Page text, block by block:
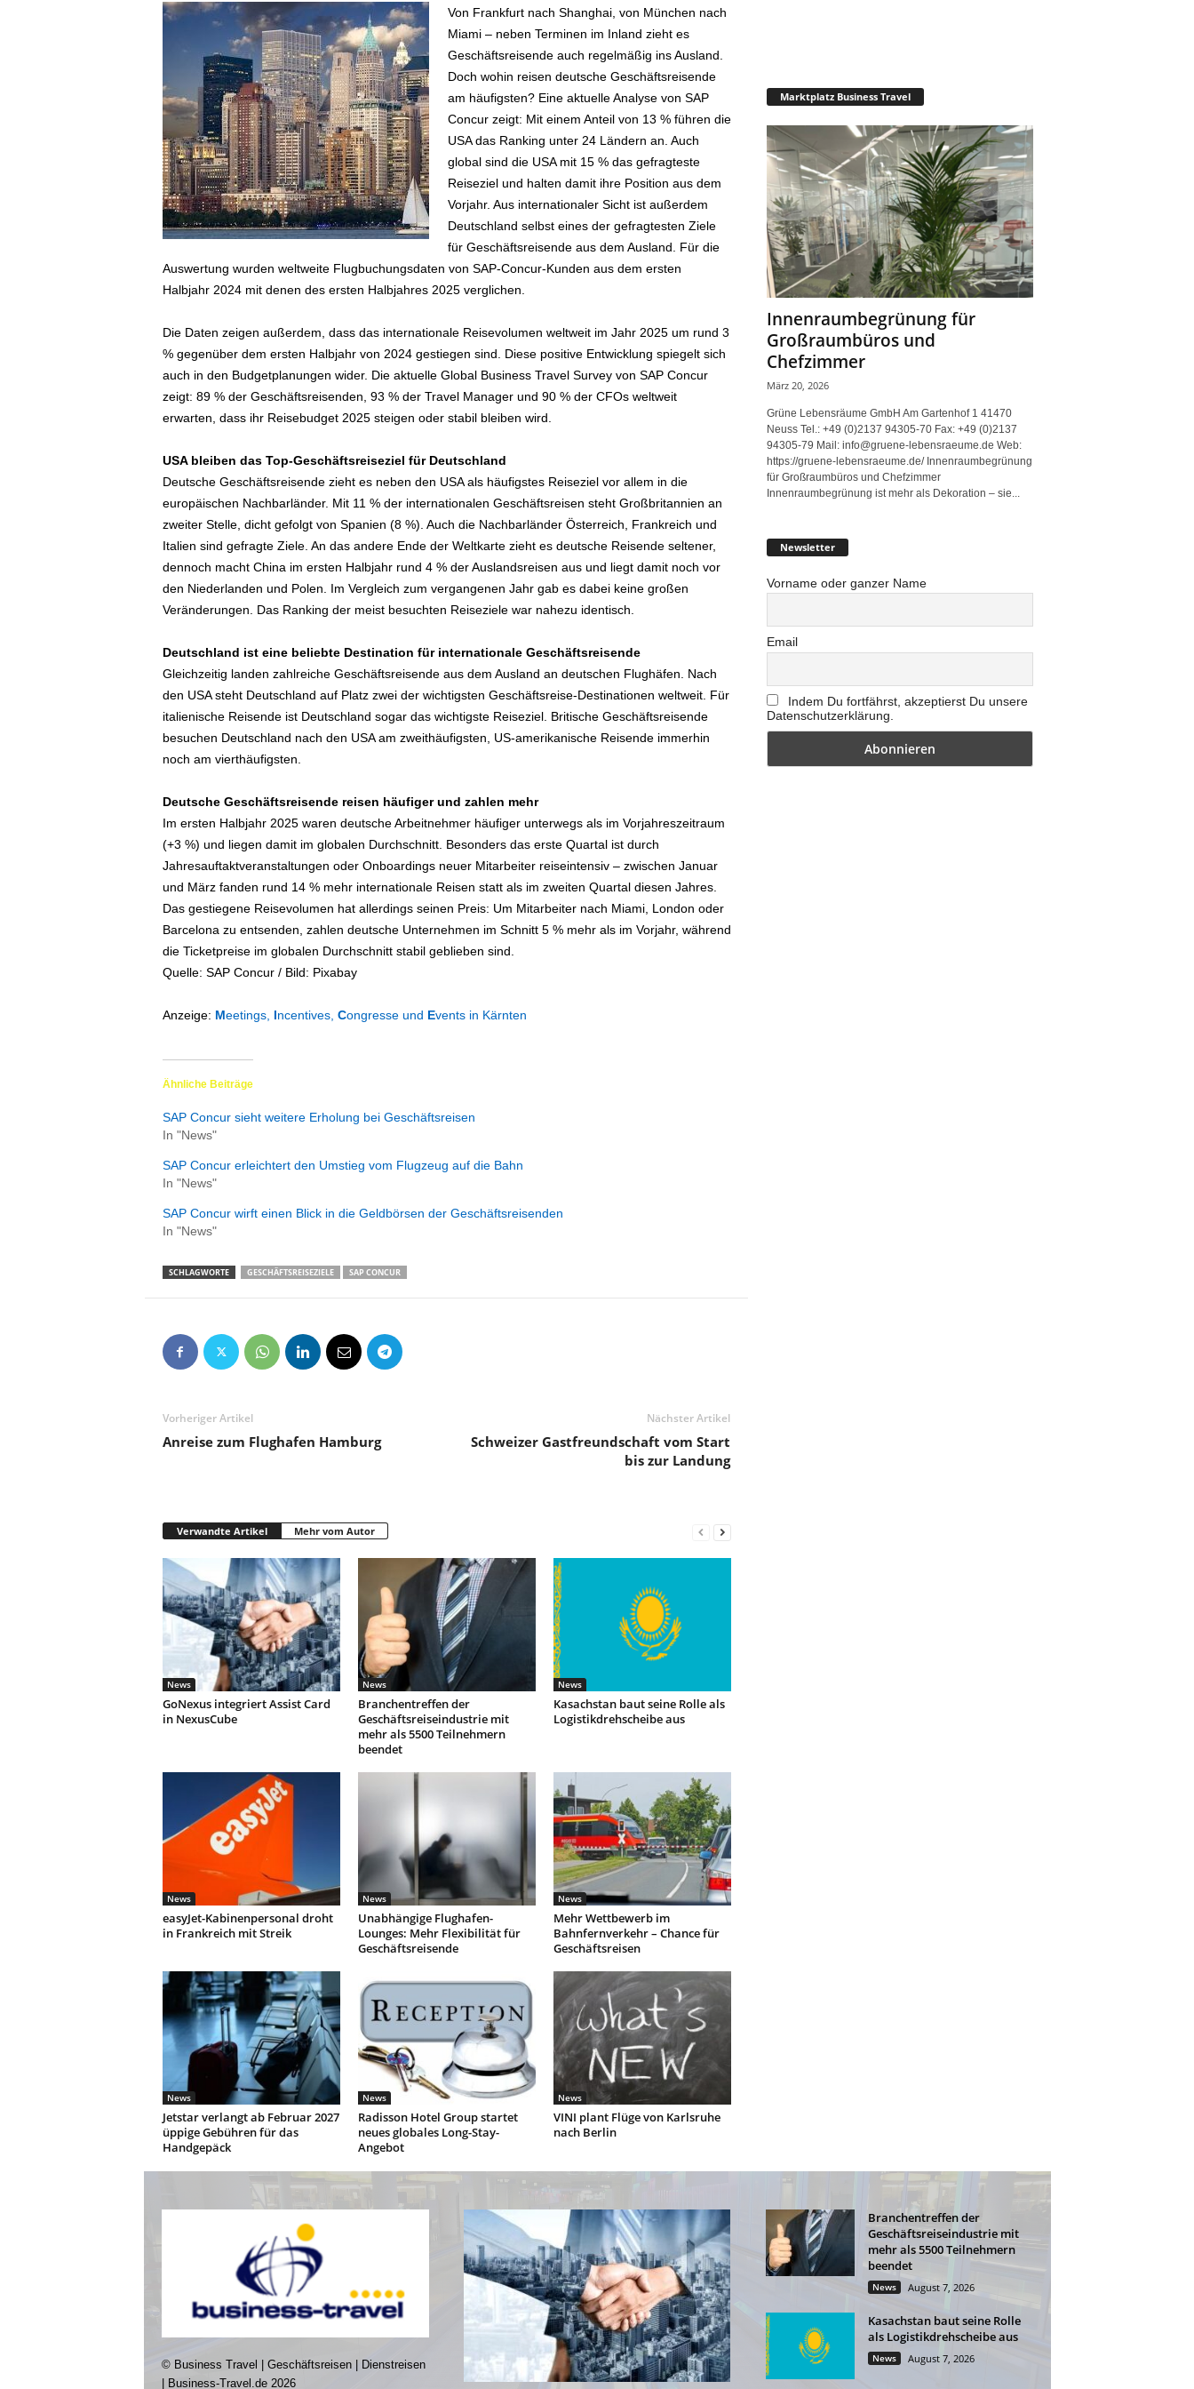
Von Frankfurt nach Shanghai, von München nach
Miami – neben Terminen im Inland zieht es
Geschäftsreisende auch regelmäßig ins Ausland.
Doch wohin reisen deutsche Geschäftsreisende
am häufigsten? Eine aktuelle Analyse von SAP
Concur zeigt: Mit einem Anteil von 13 % führen die
USA das Ranking unter 24 Ländern an. Auch
global sind die USA mit 15 % das gefragteste
Reiseziel und halten damit ihre Position aus dem
Vorjahr. Aus internationaler Sicht ist außerdem
Deutschland selbst eines der gefragtesten Ziele
für Geschäftsreisende aus dem Ausland. Für die
Auswertung wurden weltweite Flugbuchungsdaten von SAP-Concur-Kunden aus dem ersten
Halbjahr 2024 mit denen des ersten Halbjahres 2025 verglichen.
Die Daten zeigen außerdem, dass das internationale Reisevolumen weltweit im Jahr 2025 um rund 3
% gegenüber dem ersten Halbjahr von 2024 gestiegen sind. Diese positive Entwicklung spiegelt sich
auch in den Budgetplanungen wider. Die aktuelle Global Business Travel Survey von SAP Concur
zeigt: 89 % der Geschäftsreisenden, 93 % der Travel Manager und 90 % der CFOs weltweit
erwarten, dass ihr Reisebudget 2025 steigen oder stabil bleiben wird.
USA bleiben das Top-Geschäftsreiseziel für Deutschland
Deutsche Geschäftsreisende zieht es neben den USA als häufigstes Reiseziel vor allem in die
europäischen Nachbarländer. Mit 11 % der internationalen Geschäftsreisen steht Großbritannien an
zweiter Stelle, dicht gefolgt von Spanien (8 %). Auch die Nachbarländer Österreich, Frankreich und
Italien sind gefragte Ziele. An das andere Ende der Weltkarte zieht es deutsche Reisende seltener,
dennoch macht China im ersten Halbjahr rund 4 % der Auslandsreisen aus und liegt damit noch vor
den Niederlanden und Polen. Im Vergleich zum vergangenen Jahr gab es dabei keine großen
Veränderungen. Das Ranking der meist besuchten Reiseziele war nahezu identisch.
Deutschland ist eine beliebte Destination für internationale Geschäftsreisende
Gleichzeitig landen zahlreiche Geschäftsreisende aus dem Ausland an deutschen Flughäfen. Nach
den USA steht Deutschland auf Platz zwei der wichtigsten Geschäftsreise-Destinationen weltweit. Für
italienische Reisende ist Deutschland sogar das wichtigste Reiseziel. Britische Geschäftsreisende
besuchen Deutschland nach den USA am zweithäufigsten, US-amerikanische Reisende immerhin
noch am vierthäufigsten.
Deutsche Geschäftsreisende reisen häufiger und zahlen mehr
Im ersten Halbjahr 2025 waren deutsche Arbeitnehmer häufiger unterwegs als im Vorjahreszeitraum
(+3 %) und liegen damit im globalen Durchschnitt. Besonders das erste Quartal ist durch
Jahresauftaktveranstaltungen oder Onboardings neuer Mitarbeiter reiseintensiv – zwischen Januar
und März fanden rund 14 % mehr internationale Reisen statt als im zweiten Quartal diesen Jahres.
Das gestiegene Reisevolumen hat allerdings seinen Preis: Um Mitarbeiter nach Miami, London oder
Barcelona zu entsenden, zahlen deutsche Unternehmen im Schnitt 5 % mehr als im Vorjahr, während
die Ticketpreise im globalen Durchschnitt stabil geblieben sind.
Quelle: SAP Concur / Bild: Pixabay
Anzeige: Meetings, Incentives, Congresse und Events in Kärnten
Ähnliche Beiträge
SAP Concur sieht weitere Erholung bei Geschäftsreisen
In "News"
SAP Concur erleichtert den Umstieg vom Flugzeug auf die Bahn
In "News"
SAP Concur wirft einen Blick in die Geldbörsen der Geschäftsreisenden
In "News"
SCHLAGWORTE GESCHÄFTSREISEZIELE SAP CONCUR
Vorheriger Artikel
Anreise zum Flughafen Hamburg
Nächster Artikel
Schweizer Gastfreundschaft vom Start
bis zur Landung
Verwandte Artikel Mehr vom Autor
News
GoNexus integriert Assist Card
in NexusCube
News
Branchentreffen der
Geschäftsreiseindustrie mit
mehr als 5500 Teilnehmern
beendet
News
Kasachstan baut seine Rolle als
Logistikdrehscheibe aus
News
easyJet-Kabinenpersonal droht
in Frankreich mit Streik
News
Unabhängige Flughafen-
Lounges: Mehr Flexibilität für
Geschäftsreisende
News
Mehr Wettbewerb im
Bahnfernverkehr – Chance für
Geschäftsreisen
News
Jetstar verlangt ab Februar 2027
üppige Gebühren für das
Handgepäck
News
Radisson Hotel Group startet
neues globales Long-Stay-
Angebot
News
VINI plant Flüge von Karlsruhe
nach Berlin
Marktplatz Business Travel
Innenraumbegrünung für
Großraumbüros und
Chefzimmer
März 20, 2026
Grüne Lebensräume GmbH Am Gartenhof 1 41470
Neuss Tel.: +49 (0)2137 94305-70 Fax: +49 (0)2137
94305-79 Mail: info@gruene-lebensraeume.de Web:
https://gruene-lebensraeume.de/ Innenraumbegrünung
für Großraumbüros und Chefzimmer
Innenraumbegrünung ist mehr als Dekoration – sie...
Newsletter
Vorname oder ganzer Name
Email
Indem Du fortfährst, akzeptierst Du unsere
Datenschutzerklärung.
© Business Travel | Geschäftsreisen | Dienstreisen
| Business-Travel.de 2026
Branchentreffen der
Geschäftsreiseindustrie mit
mehr als 5500 Teilnehmern
beendet
News August 7, 2026
Kasachstan baut seine Rolle
als Logistikdrehscheibe aus
News August 7, 2026